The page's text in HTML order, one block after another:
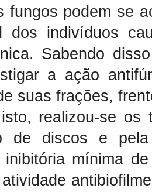
fungos podem se
dos indivíduos
Sabendo
a ação
suas frações,
realizou-se os
de discos e pela
inibitória mínima